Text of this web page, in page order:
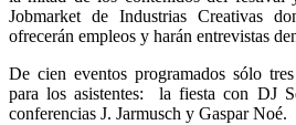
Jobmarket de Industrias Creativas
ofrecerán empleos y harán entrevistas
De cien eventos programados sólo
para los asistentes: la fiesta con DJ
conferencias J. Jarmusch y Gaspar Noé.